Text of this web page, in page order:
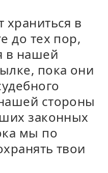
храниться в
до тех пор,
в нашей
пока они
стороны
законных
мы по
твои